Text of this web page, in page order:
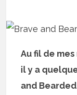
Au fil de
il y a
and